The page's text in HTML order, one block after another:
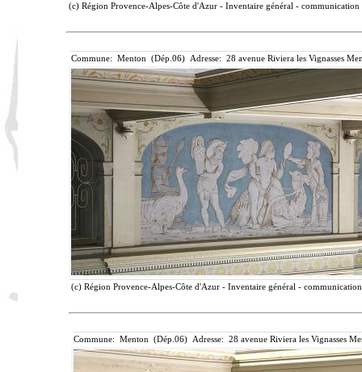
(c) Région Provence-Alpes-Côte d'Azur - Inventaire général -
Commune: Menton (Dép.06) Adresse: 28 avenue Riviera les Vignasses
(c) Région Provence-Alpes-Côte d'Azur - Inventaire général -
Commune: Menton (Dép.06) Adresse: 28 avenue Riviera les Vignasses